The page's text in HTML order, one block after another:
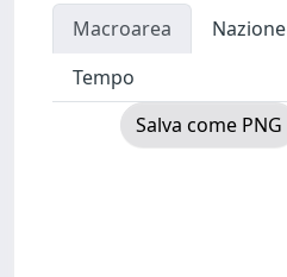
Macroarea Nazione
Tempo
Salva come PNG